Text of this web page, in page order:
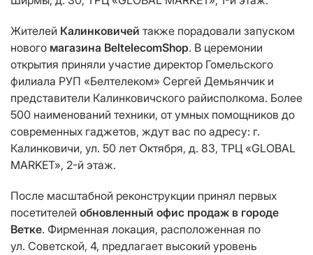
Жителей Калинковичей также порадовали запуском
нового магазина BeltelecomShop. В церемонии
открытия приняли участие директор Гомельского
филиала РУП «Белтелеком» Сергей Демьянчик и
представители Калинковичского райисполкома. Более
500 наименований техники, от умных помощников до
современных гаджетов, ждут вас по адресу: г.
Калинковичи, ул. 50 лет Октября, д. 83, ТРЦ «GLOBAL
MARKET», 2-й этаж.
После масштабной реконструкции принял первых
посетителей обновленный офис продаж в городе
Ветке. Фирменная локация, расположенная по
ул. Советской, 4, предлагает высокий уровень